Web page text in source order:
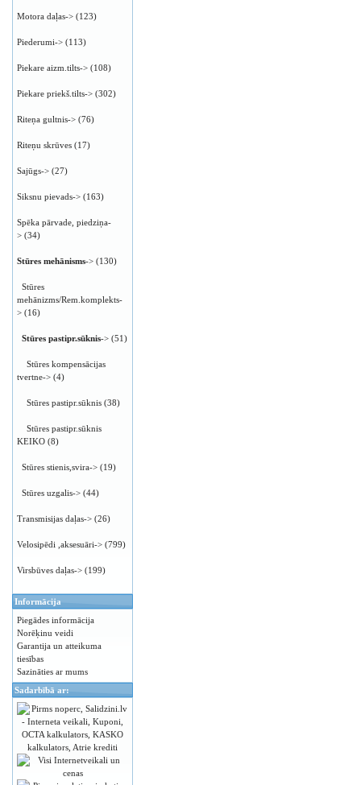
Motora daļas-> (123)
Piederumi-> (113)
Piekare aizm.tilts-> (108)
Piekare priekš.tilts-> (302)
Riteņa gultnis-> (76)
Riteņu skrūves (17)
Sajūgs-> (27)
Siksnu pievads-> (163)
Spēka pārvade, piedziņa-
> (34)
Stūres mehānisms-> (130)
Stūres
mehānizms/Rem.komplekts-
> (16)
Stūres pastipr.sūknis-> (51)
Stūres kompensācijas
tvertne-> (4)
Stūres pastipr.sūknis (38)
Stūres pastipr.sūknis
KEIKO (8)
Stūres stienis,svira-> (19)
Stūres uzgalis-> (44)
Transmisijas daļas-> (26)
Velosipēdi ,aksesuāri-> (799)
Virsbūves daļas-> (199)
Informācija
Piegādes informācija
Norēķinu veidi
Garantija un atteikuma
tiesības
Sazināties ar mums
Sadarbībā ar: